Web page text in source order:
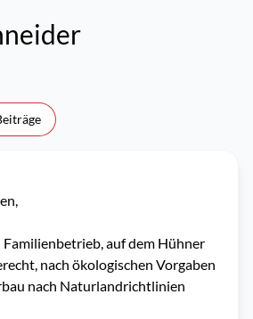
auf dem Hühner
nach ökologischen Vorgaben
nach Naturlandrichtlinien